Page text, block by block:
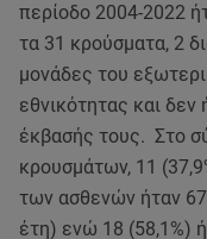
περίοδο 2004-2022
τα 31 κρούσματα, 2
μονάδες του
εθνικότητας και
έκβασής τους. Στο
κρουσμάτων, 11
των ασθενών ήταν 67
έτη) ενώ 18 (58,1%)